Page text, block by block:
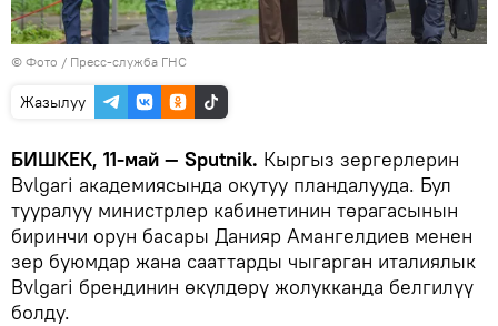
© Фото / Пресс-служба ГНС
Жазылуу
БИШКЕК, 11-май — Sputnik. Кыргыз зергерлерин
Bvlgari академиясында окутуу пландалууда. Бул
тууралуу министрлер кабинетинин төрагасынын
биринчи орун басары Данияр Амангелдиев менен
зер буюмдар жана сааттарды чыгарган италиялык
Bvlgari брендинин өкүлдөрү жолукканда белгилүү
болду.